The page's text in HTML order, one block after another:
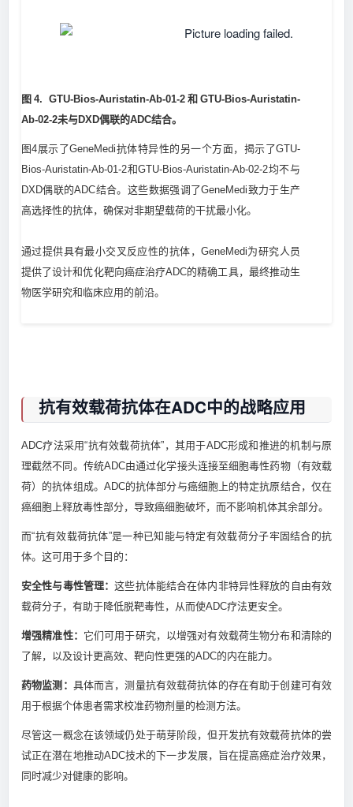
图4. GTU-Bios-Auristatin-Ab-01-2和GTU-Bios-Auristatin-
Ab-02-2未与DXD偶联的ADC结合。
图4展示了GeneMedi抗体特异性的另一个方面，揭示了GTU-
Bios-Auristatin-Ab-01-2和GTU-Bios-Auristatin-Ab-02-2均不与
DXD偶联的ADC结合。这些数据强调了GeneMedi致力于生产
高选择性的抗体，确保对非期望载荷的干扰最小化。
通过提供具有最小交叉反应性的抗体，GeneMedi为研究人员
提供了设计和优化靶向癌症治疗ADC的精确工具，最终推动生
物医学研究和临床应用的前沿。
抗有效载荷抗体在ADC中的战略应用
ADC疗法采用“抗有效载荷抗体”，其用于ADC形成和推进的机制与原
理截然不同。传统ADC由通过化学接头连接至细胞毒性药物（有效载
荷）的抗体组成。ADC的抗体部分与癌细胞上的特定抗原结合，仅在
癌细胞上释放毒性部分，导致癌细胞破坏，而不影响机体其余部分。
而“抗有效载荷抗体”是一种已知能与特定有效载荷分子牢固结合的抗
体。这可用于多个目的：
安全性与毒性管理：这些抗体能结合在体内非特异性释放的自由有效
载荷分子，有助于降低脱靶毒性，从而使ADC疗法更安全。
增强精准性： 它们可用于研究，以增强对有效载荷生物分布和清除的
了解，以及设计更高效、靶向性更强的ADC的内在能力。
药物监测： 具体而言，测量抗有效载荷抗体的存在有助于创建可有效
用于根据个体患者需求校准药物剂量的检测方法。
尽管这一概念在该领域仍处于萌芽阶段，但开发抗有效载荷抗体的尝
试正在潜在地推动ADC技术的下一步发展，旨在提高癌症治疗效果，
同时减少对健康的影响。